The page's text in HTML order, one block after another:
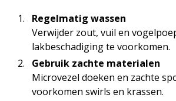
Regelmatig wassen
Verwijder zout, vuil en
lakbeschadiging te voorkomen.
Gebruik zachte materialen
Microvezel doeken en zachte
voorkomen swirls en krassen.